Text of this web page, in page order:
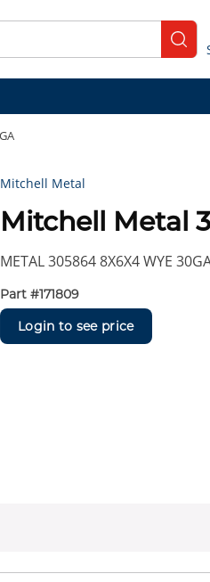
Mitchell Metal
Mitchell Metal
METAL 305864 8X6X4 WYE
Part #171809
Login to see price